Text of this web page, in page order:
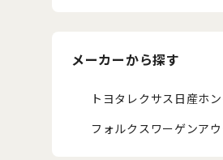
メーカーから探す
トヨタ レクサス 日産ホ
フォルクスワーゲンア